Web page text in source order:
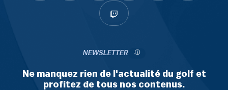
NEWSLETTER
Ne manquez rien de l'actualité du golf et
profitez de tous nos contenus.